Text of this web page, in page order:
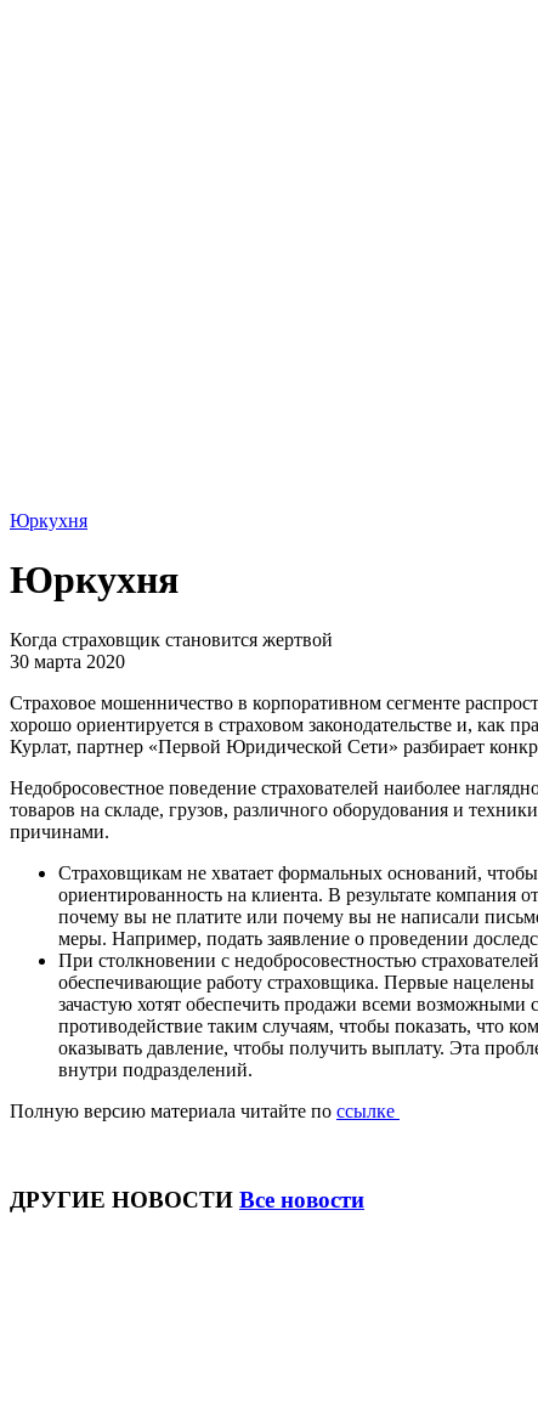
Юркухня
Юркухня
Когда страховщик становится жертвой
30 марта 2020
Страховое мошенничество в корпоративном сегменте
хорошо ориентируется в страховом законодательстве и, как
Курлат, партнер «Первой Юридической Сети» разбирает
Недобросовестное поведение страхователей наиболее
товаров на складе, грузов, различного оборудования и
причинами.
Страховщикам не хватает формальных оснований,
ориентированность на клиента. В результате компания
почему вы не платите или почему вы не написали
меры. Например, подать заявление о проведении
При столкновении с недобросовестностью
обеспечивающие работу страховщика. Первые
зачастую хотят обеспечить продажи всеми
противодействие таким случаям, чтобы показать, что
оказывать давление, чтобы получить выплату. Эта
внутри подразделений.
Полную версию материала читайте по ссылке
ДРУГИЕ НОВОСТИ Все новости